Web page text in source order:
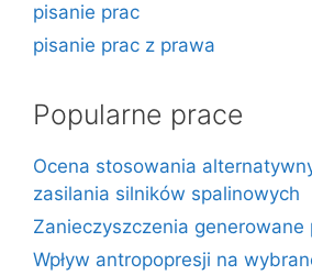
pisanie prac
pisanie prac z prawa
Popularne prace
Ocena stosowania
zasilania silników spalinowych
Zanieczyszczenia
Wpływ antropopresji na